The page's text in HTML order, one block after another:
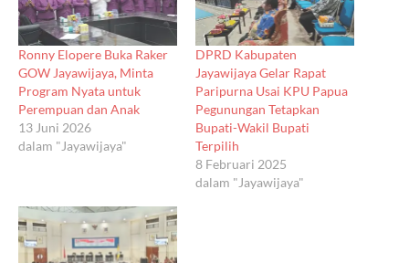
Ronny Elopere Buka Raker
GOW Jayawijaya, Minta
Program Nyata untuk
Perempuan dan Anak
13 Juni 2026
dalam "Jayawijaya"
DPRD Kabupaten
Jayawijaya Gelar Rapat
Paripurna Usai KPU Papua
Pegunungan Tetapkan
Bupati-Wakil Bupati
Terpilih
8 Februari 2025
dalam "Jayawijaya"